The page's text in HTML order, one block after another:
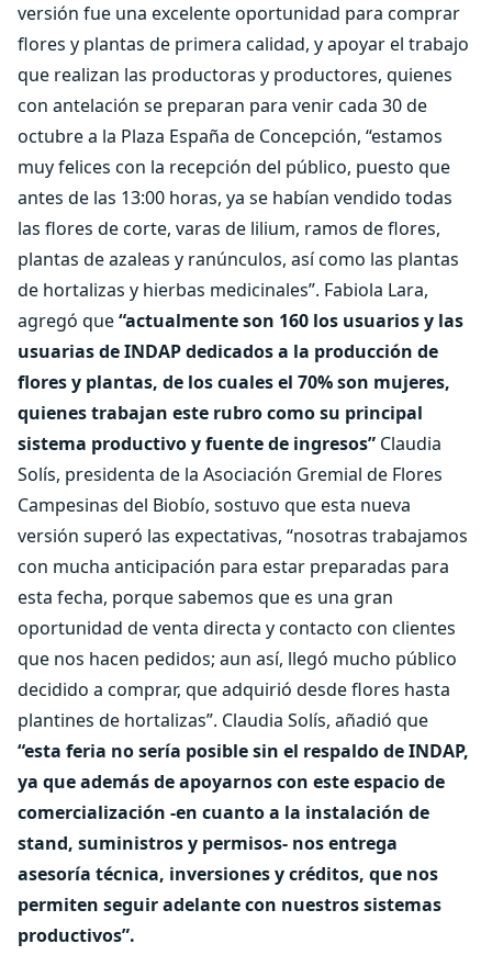
versión fue una excelente oportunidad para comprar
flores y plantas de primera calidad, y apoyar el trabajo
que realizan las productoras y productores, quienes
con antelación se preparan para venir cada 30 de
octubre a la Plaza España de Concepción, “estamos
muy felices con la recepción del público, puesto que
antes de las 13:00 horas, ya se habían vendido todas
las flores de corte, varas de lilium, ramos de flores,
plantas de azaleas y ranúnculos, así como las plantas
de hortalizas y hierbas medicinales”. Fabiola Lara,
agregó que“actualmente son 160 los usuarios y las
usuarias de INDAP dedicados a la producción de
flores y plantas, de los cuales el 70% son mujeres,
quienes trabajan este rubro como su principal
sistema productivo y fuente de ingresos” Claudia
Solís, presidenta de la Asociación Gremial de Flores
Campesinas del Biobío, sostuvo que esta nueva
versión superó las expectativas, “nosotras trabajamos
con mucha anticipación para estar preparadas para
esta fecha, porque sabemos que es una gran
oportunidad de venta directa y contacto con clientes
que nos hacen pedidos; aun así, llegó mucho público
decidido a comprar, que adquirió desde flores hasta
plantines de hortalizas”. Claudia Solís, añadió que
“esta feria no sería posible sin el respaldo de INDAP,
ya que además de apoyarnos con este espacio de
comercialización -en cuanto a la instalación de
stand, suministros y permisos- nos entrega
asesoría técnica, inversiones y créditos, que nos
permiten seguir adelante con nuestros sistemas
productivos”.